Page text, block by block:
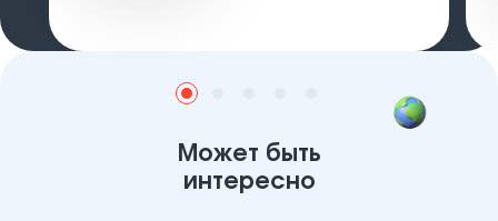
Может быть
интересно